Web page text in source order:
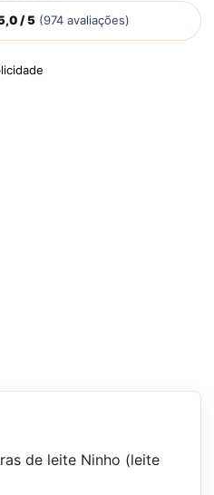
/ 5(974avaliações)
de leite Ninho (leite